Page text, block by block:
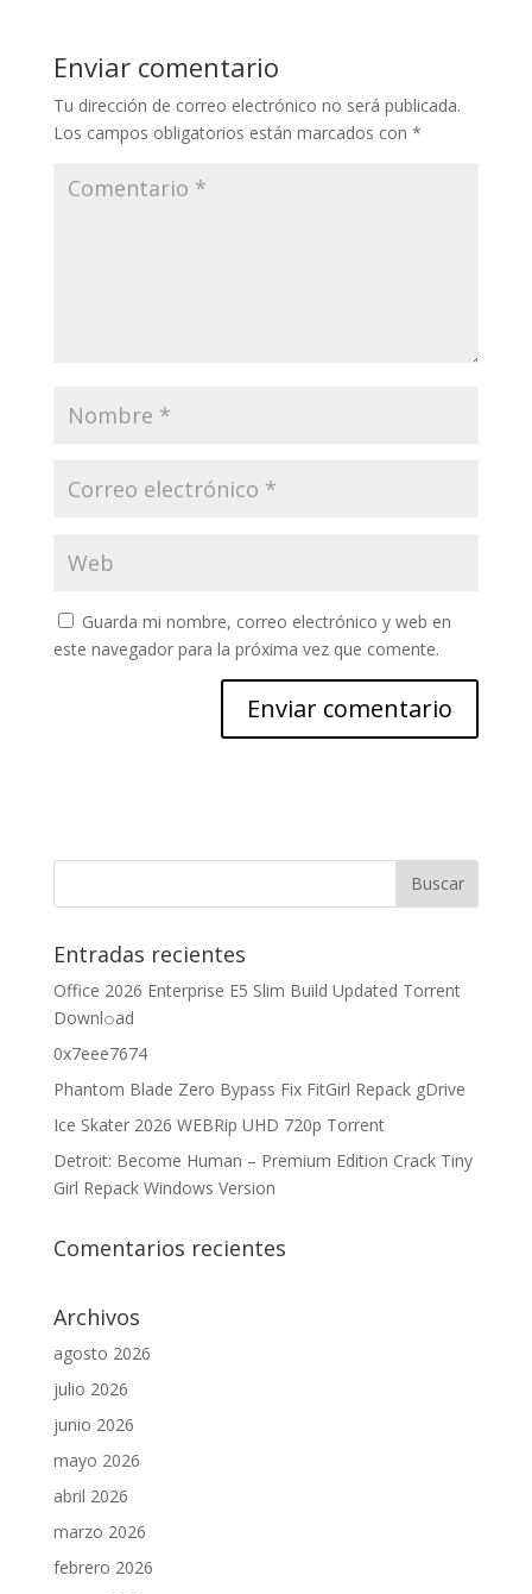
Enviar comentario
Tu dirección de correo electrónico no será publicada.
Los campos obligatorios están marcados con *
Guarda mi nombre, correo electrónico y web en
este navegador para la próxima vez que comente.
Entradas recientes
Office 2026 Enterprise E5 Slim Build Updated Torrent
Downl𝚘аd
0x7eee7674
Phantom Blade Zero Bypass Fix FitGirl Repack gDrive
Ice Skater 2026 WEBRip UHD 720p Torrent
Detroit: Become Human – Premium Edition Crack Tiny
Girl Repack Windows Version
Comentarios recientes
Archivos
agosto 2026
julio 2026
junio 2026
mayo 2026
abril 2026
marzo 2026
febrero 2026